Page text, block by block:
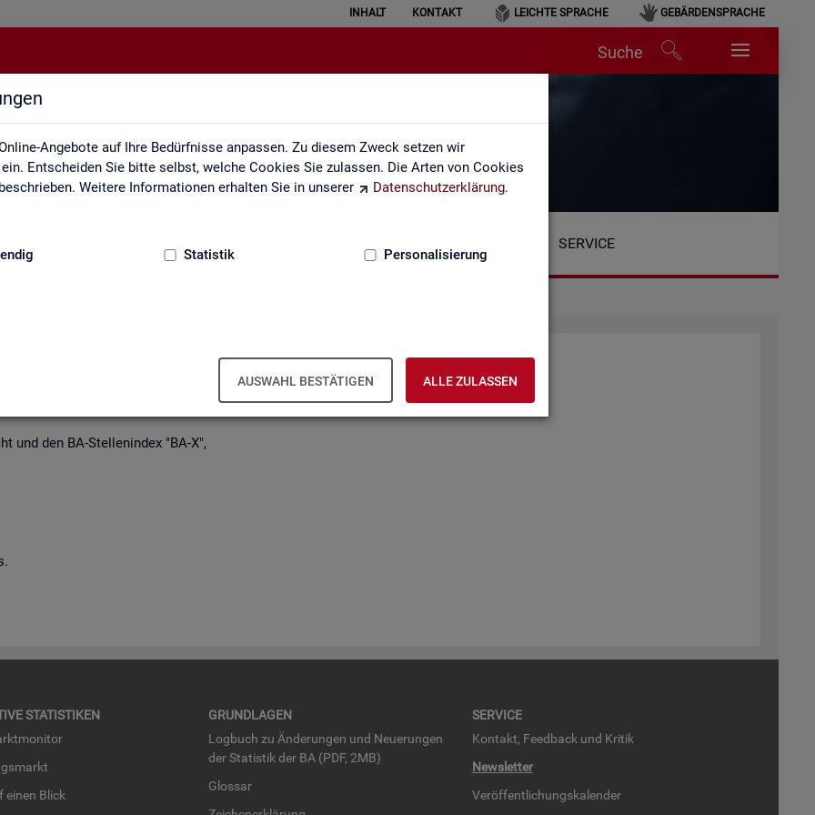
Angebote auf Ihre Bedürfnisse anpassen. Zu diesem Zweck setzen wir
Entscheiden Sie bitte selbst, welche Cookies Sie zulassen. Die Arten von Cookies
Weitere Informationen erhalten Sie in unserer
Datenschutzerklärung.
Statistik Personalisierung
AUSWAHL BESTÄTIGEN ALLE ZULASSEN
INHALT KONTAKT LEICHTE SPRACHE GEBÄRDENSPRACHE
Suche
Newsletter
SERVICE
und Ar­beits­markt­be­richt­erstat­tung der BA
Sie über ver­schie­de­ne The­men und ak­tu­el­le Ent­wick­lun­gen.
und den BA-Stel­len­in­dex "BA-X",
STA­TIS­TI­KEN
einen Blick
GRUND­LA­GEN
Log­buch zu Än­de­run­gen und Neue­run­gen
der Sta­tis­tik der BA (PDF, 2MB)
Glos­sar
SER­VICE
Kon­takt, Feed­back und Kri­tik
News­let­ter
Ver­öf­fent­li­chungs­ka­len­der